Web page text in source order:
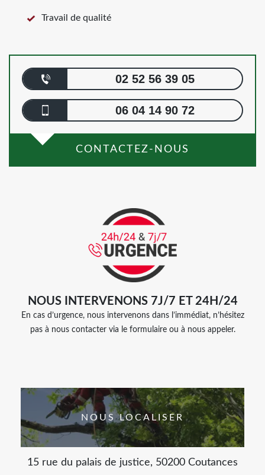
Travail de qualité
02 52 56 39 05
06 04 14 90 72
CONTACTEZ-NOUS
NOUS INTERVENONS 7J/7 ET 24H/24
En cas d’urgence, nous intervenons dans l’immédiat, n’hésitez
pas à nous contacter via le formulaire ou à nous appeler.
NOUS LOCALISER
15 rue du palais de justice, 50200 Coutances